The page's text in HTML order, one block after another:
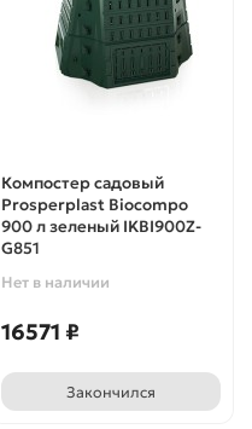
Компостер садовый
Prosperplast Biocompo
900 л зеленый IKBI900Z-
G851
Нет в наличии
16571 ₽
Закончился